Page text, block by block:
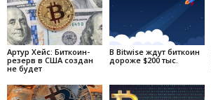
Артур Хейс: Биткоин-
резерв в США создан
не будет
В Bitwise ждут биткоин
дороже $200 тыс.